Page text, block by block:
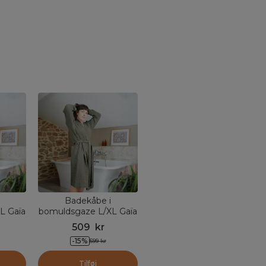
Gaïa
Badekåbe i
bomuldsgaze L/XL Gaïa
Rosmarin Grøn
509 kr
-15% 599 kr
Tilføj